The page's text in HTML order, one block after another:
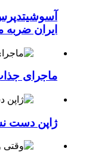
ایران
ماجرای
ژاپن دست